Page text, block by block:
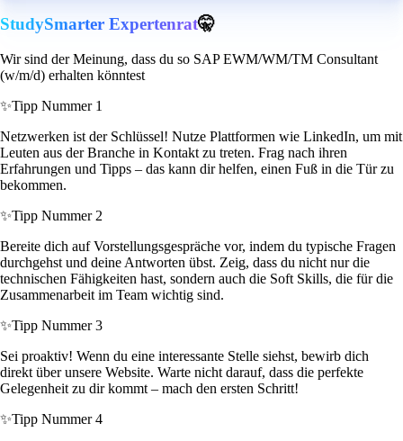
StudySmarter Expertenrat🤫
Wir sind der Meinung, dass du so SAP EWM/WM/TM Consultant
(w/m/d) erhalten könntest
✨Tipp Nummer 1
Netzwerken ist der Schlüssel! Nutze Plattformen wie LinkedIn, um mit
Leuten aus der Branche in Kontakt zu treten. Frag nach ihren
Erfahrungen und Tipps – das kann dir helfen, einen Fuß in die Tür zu
bekommen.
✨Tipp Nummer 2
Bereite dich auf Vorstellungsgespräche vor, indem du typische Fragen
durchgehst und deine Antworten übst. Zeig, dass du nicht nur die
technischen Fähigkeiten hast, sondern auch die Soft Skills, die für die
Zusammenarbeit im Team wichtig sind.
✨Tipp Nummer 3
Sei proaktiv! Wenn du eine interessante Stelle siehst, bewirb dich
direkt über unsere Website. Warte nicht darauf, dass die perfekte
Gelegenheit zu dir kommt – mach den ersten Schritt!
✨Tipp Nummer 4